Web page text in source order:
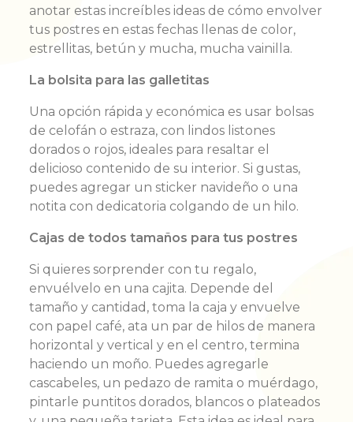
anotar estas increíbles ideas de cómo envolver
tus postres en estas fechas llenas de color,
estrellitas, betún y mucha, mucha vainilla.
La bolsita para las galletitas
Una opción rápida y económica es usar bolsas
de celofán o estraza, con lindos listones
dorados o rojos, ideales para resaltar el
delicioso contenido de su interior. Si gustas,
puedes agregar un sticker navideño o una
notita con dedicatoria colgando de un hilo.
Cajas de todos tamaños para tus postres
Si quieres sorprender con tu regalo,
envuélvelo en una cajita. Depende del
tamaño y cantidad, toma la caja y envuelve
con papel café, ata un par de hilos de manera
horizontal y vertical y en el centro, termina
haciendo un moño. Puedes agregarle
cascabeles, un pedazo de ramita o muérdago,
pintarle puntitos dorados, blancos o plateados